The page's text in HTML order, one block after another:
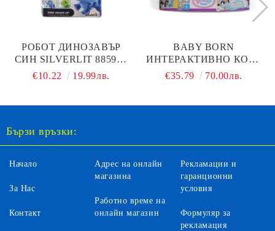
РОБОТ ДИНОЗАВЪР
СИН SILVERLIT 88593 -
DINO HEADS UP BLUE
€10.22 19.99лв.
BABY BORN
ИНТЕРАКТИВНО КОТЕ
COOKIE ZAPF
€35.79 70.00лв.
Бързи връзки:
Начало
За Нас
Контакт
Адрес на онлайн
магазина
Работно време на
онлайн магазин
Рекламации и
гаранционни
условия
Формуляр за
рекламация